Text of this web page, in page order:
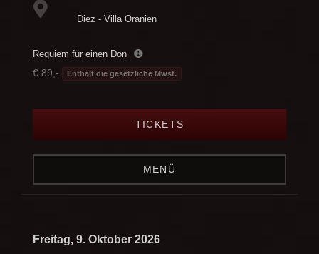
Diez - Villa Oranien
Requiem für einen Don
€ 89,- Enthält die gesetzliche Mwst.
TICKETS
MENÜ
Freitag, 9. Oktober 2026